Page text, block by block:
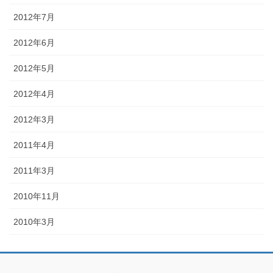
2012年7月
2012年6月
2012年5月
2012年4月
2012年3月
2011年4月
2011年3月
2010年11月
2010年3月